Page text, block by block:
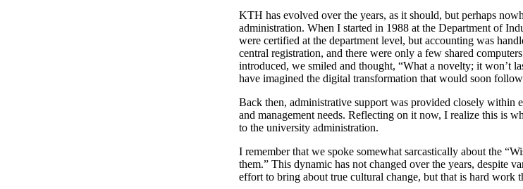
KTH has evolved over the years, as it should, but perhaps
administration. When I started in 1988 at the Department of
were certified at the department level, but accounting was
central registration, and there were only a few shared
introduced, we smiled and thought, “What a novelty; it won’t
have imagined the digital transformation that would soon
Back then, administrative support was provided closely within
and management needs. Reflecting on it now, I realize this is
to the university administration.
I remember that we spoke somewhat sarcastically about the
them.” This dynamic has not changed over the years, despite
effort to bring about true cultural change, but that is hard work